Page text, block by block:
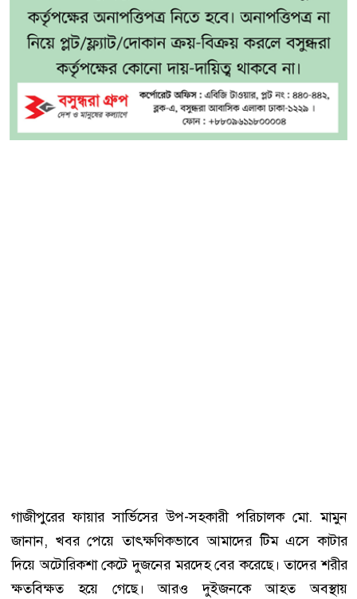
গাজীপুরের ফায়ার সার্ভিসের উপ-সহকারী পরিচালক মো. মামুন
জানান, খবর পেয়ে তাৎক্ষণিকভাবে আমাদের টিম এসে কাটার
দিয়ে অটোরিকশা কেটে দুজনের মরদেহ বের করেছে। তাদের শরীর
ক্ষতবিক্ষত হয়ে গেছে। আরও দুইজনকে আহত অবস্থায়